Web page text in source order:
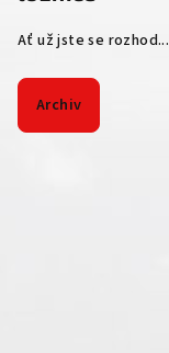
Ať už jste se rozhod...
Archiv